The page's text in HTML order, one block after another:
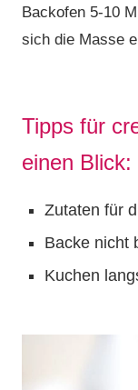
Backofen 5-10
sich die Masse
Tipps für
einen Blick:
Zutaten für
Backe nicht
Kuchen